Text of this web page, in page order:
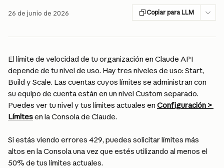
26 de junio de 2026 Copiar para LLM
El límite de velocidad de tu organización en Claude API
depende de tu nivel de uso. Hay tres niveles de uso: Start,
Build y Scale. Las cuentas cuyos límites se administran con
su equipo de cuenta están en un nivel Custom separado.
Puedes ver tu nivel y tus límites actuales en Configuración >
Límites en la Consola de Claude.
Si estás viendo errores 429, puedes solicitar límites más
altos en la Consola una vez que estés utilizando al menos el
50% de tus límites actuales.